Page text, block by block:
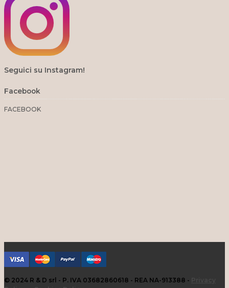
Seguici su Instagram!
Facebook
FACEBOOK
© 2024 R & D srl - P. IVA 03682860618 - REA NA-913388 -